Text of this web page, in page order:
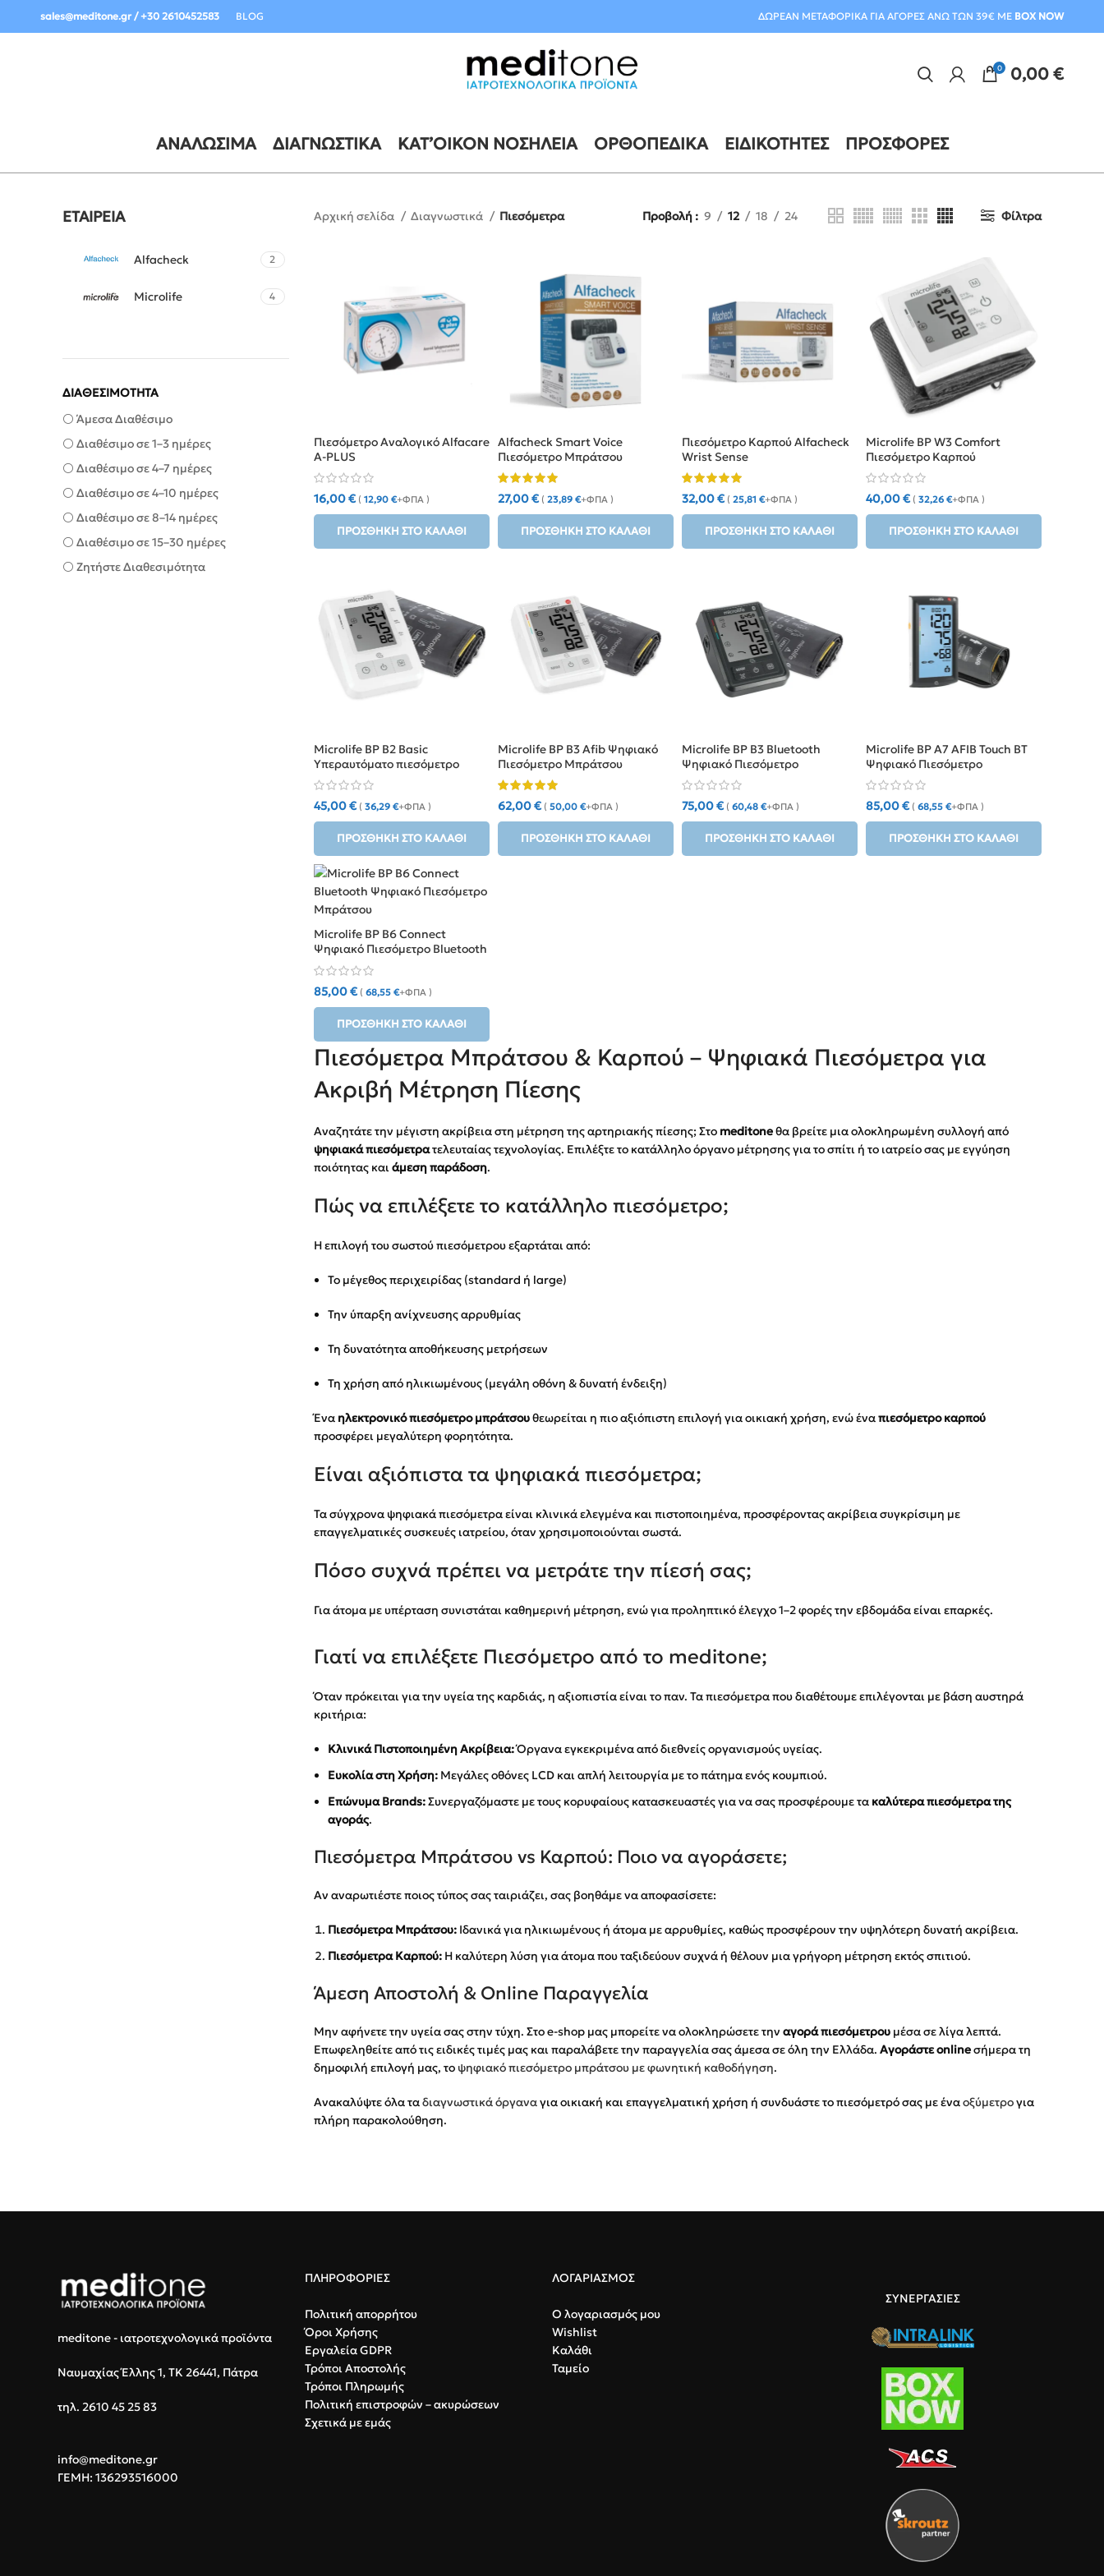
sales@meditone.gr / +30 2610452583 BLOG ΔΩΡΕΑΝ ΜΕΤΑΦΟΡΙΚΑ ΓΙΑ ΑΓΟΡΕΣ ΑΝΩ ΤΩΝ 39€ ΜΕ BOX NOW
0 0,00€
ΑΝΑΛΏΣΙΜΑ ΔΙΑΓΝΩΣΤΙΚΆ ΚΑΤ’ΟΊΚΟΝ ΝΟΣΗΛΕΊΑ ΟΡΘΟΠΕΔΙΚΆ ΕΙΔΙΚΌΤΗΤΕΣ ΠΡΟΣΦΟΡΈΣ
ΕΤΑΙΡΕΊΑ
Alfacheck 2
Microlife 4
ΔΙΑΘΕΣΙΜΟΤΗΤΑ
⚪ Άμεσα Διαθέσιμο
⚪ Διαθέσιμο σε 1–3 ημέρες
⚪ Διαθέσιμο σε 4–7 ημέρες
⚪ Διαθέσιμο σε 4–10 ημέρες
⚪ Διαθέσιμο σε 8–14 ημέρες
⚪ Διαθέσιμο σε 15–30 ημέρες
⚪ Ζητήστε Διαθεσιμότητα
Αρχική σελίδα Διαγνωστικά Πιεσόμετρα Προβολή 9 12 18 24 Φίλτρα
Πιεσόμετρο Αναλογικό Alfacare
A-PLUS
16,00€ ( 12,90 €+ΦΠΑ )
ΠΡΟΣΘΉΚΗ ΣΤΟ ΚΑΛΆΘΙ
Alfacheck Smart Voice
Πιεσόμετρο Μπράτσου
27,00€ ( 23,89 €+ΦΠΑ )
ΠΡΟΣΘΉΚΗ ΣΤΟ ΚΑΛΆΘΙ
Πιεσόμετρο Καρπού Alfacheck
Wrist Sense
32,00€ ( 25,81 €+ΦΠΑ )
ΠΡΟΣΘΉΚΗ ΣΤΟ ΚΑΛΆΘΙ
Microlife BP W3 Comfort
Πιεσόμετρο Καρπού
40,00€ ( 32,26 €+ΦΠΑ )
ΠΡΟΣΘΉΚΗ ΣΤΟ ΚΑΛΆΘΙ
Microlife BP B2 Basic
Υπεραυτόματο πιεσόμετρο
μπράτσου
45,00€ ( 36,29 €+ΦΠΑ )
ΠΡΟΣΘΉΚΗ ΣΤΟ ΚΑΛΆΘΙ
Microlife BP B3 Afib Ψηφιακό
Πιεσόμετρο Μπράτσου
62,00€ ( 50,00 €+ΦΠΑ )
ΠΡΟΣΘΉΚΗ ΣΤΟ ΚΑΛΆΘΙ
Microlife BP B3 Bluetooth
Ψηφιακό Πιεσόμετρο
Μπράτσου
75,00€ ( 60,48 €+ΦΠΑ )
ΠΡΟΣΘΉΚΗ ΣΤΟ ΚΑΛΆΘΙ
Microlife BP A7 AFIB Touch BT
Ψηφιακό Πιεσόμετρο
Μπράτσου
85,00€ ( 68,55 €+ΦΠΑ )
ΠΡΟΣΘΉΚΗ ΣΤΟ ΚΑΛΆΘΙ
Microlife BP B6 Connect
Ψηφιακό Πιεσόμετρο Bluetooth
85,00€ ( 68,55 €+ΦΠΑ )
ΠΡΟΣΘΉΚΗ ΣΤΟ ΚΑΛΆΘΙ
Πιεσόμετρα Μπράτσου & Καρπού – Ψηφιακά Πιεσόμετρα για
Ακριβή Μέτρηση Πίεσης
Αναζητάτε την μέγιστη ακρίβεια στη μέτρηση της αρτηριακής πίεσης; Στο meditoneθα βρείτε μια ολοκληρωμένη συλλογή από
ψηφιακά πιεσόμετρατελευταίας τεχνολογίας. Επιλέξτε το κατάλληλο όργανο μέτρησης για το σπίτι ή το ιατρείο σας με εγγύηση
ποιότητας καιάμεση παράδοση.
Πώς να επιλέξετε το κατάλληλο πιεσόμετρο;
Η επιλογή του σωστού πιεσόμετρου εξαρτάται από:
Το μέγεθος περιχειρίδας (standard ή large)
Την ύπαρξη ανίχνευσης αρρυθμίας
Τη δυνατότητα αποθήκευσης μετρήσεων
Τη χρήση από ηλικιωμένους (μεγάλη οθόνη & δυνατή ένδειξη)
Ένα ηλεκτρονικό πιεσόμετρο μπράτσουθεωρείται η πιο αξιόπιστη επιλογή για οικιακή χρήση, ενώ έναπιεσόμετρο καρπού
προσφέρει μεγαλύτερη φορητότητα.
Είναι αξιόπιστα τα ψηφιακά πιεσόμετρα;
Τα σύγχρονα ψηφιακά πιεσόμετρα είναι κλινικά ελεγμένα και πιστοποιημένα, προσφέροντας ακρίβεια συγκρίσιμη με
επαγγελματικές συσκευές ιατρείου, όταν χρησιμοποιούνται σωστά.
Πόσο συχνά πρέπει να μετράτε την πίεσή σας;
Για άτομα με υπέρταση συνιστάται καθημερινή μέτρηση, ενώ για προληπτικό έλεγχο 1–2 φορές την εβδομάδα είναι επαρκές.
Γιατί να επιλέξετε Πιεσόμετρο από το meditone;
Όταν πρόκειται για την υγεία της καρδιάς, η αξιοπιστία είναι το παν. Τα πιεσόμετρα που διαθέτουμε επιλέγονται με βάση αυστηρά
κριτήρια:
Κλινικά Πιστοποιημένη Ακρίβεια:Όργανα εγκεκριμένα από διεθνείς οργανισμούς υγείας.
Ευκολία στη Χρήση:Μεγάλες οθόνες LCD και απλή λειτουργία με το πάτημα ενός κουμπιού.
Επώνυμα Brands:Συνεργαζόμαστε με τους κορυφαίους κατασκευαστές για να σας προσφέρουμε τα καλύτερα πιεσόμετρα της
αγοράς.
Πιεσόμετρα Μπράτσου vs Καρπού: Ποιο να αγοράσετε;
Αν αναρωτιέστε ποιος τύπος σας ταιριάζει, σας βοηθάμε να αποφασίσετε:
Πιεσόμετρα Μπράτσου:Ιδανικά για ηλικιωμένους ή άτομα με αρρυθμίες, καθώς προσφέρουν την υψηλότερη δυνατή ακρίβεια.
Πιεσόμετρα Καρπού:Η καλύτερη λύση για άτομα που ταξιδεύουν συχνά ή θέλουν μια γρήγορη μέτρηση εκτός σπιτιού.
Άμεση Αποστολή & Online Παραγγελία
Μην αφήνετε την υγεία σας στην τύχη. Στο e-shop μας μπορείτε να ολοκληρώσετε την αγορά πιεσόμετρουμέσα σε λίγα λεπτά.
Επωφεληθείτε από τις ειδικές τιμές μας και παραλάβετε την παραγγελία σας άμεσα σε όλη την Ελλάδα. Αγοράστε onlineσήμερα τη
δημοφιλή επιλογή μας, το ψηφιακό πιεσόμετρο μπράτσου με φωνητική καθοδήγηση.
Ανακαλύψτε όλα ταδιαγνωστικά όργαναγια οικιακή και επαγγελματική χρήση ή συνδυάστε το πιεσόμετρό σας με έναοξύμετρογια
πλήρη παρακολούθηση.
meditone - ιατροτεχνολογικά προϊόντα
Ναυμαχίας Έλλης 1, ΤΚ 26441, Πάτρα
τηλ. 2610 45 25 83
info@meditone.gr
ΓΕΜΗ: 136293516000
ΠΛΗΡΟΦΟΡΙΕΣ
Πολιτική απορρήτου
Όροι Χρήσης
Εργαλεία GDPR
Τρόποι Αποστολής
Τρόποι Πληρωμής
Πολιτική επιστροφών – ακυρώσεων
Σχετικά με εμάς
ΛΟΓΑΡΙΑΣΜΟΣ
Ο λογαριασμός μου
Wishlist
Καλάθι
Ταμείο
ΣΥΝΕΡΓΑΣΙΕΣ